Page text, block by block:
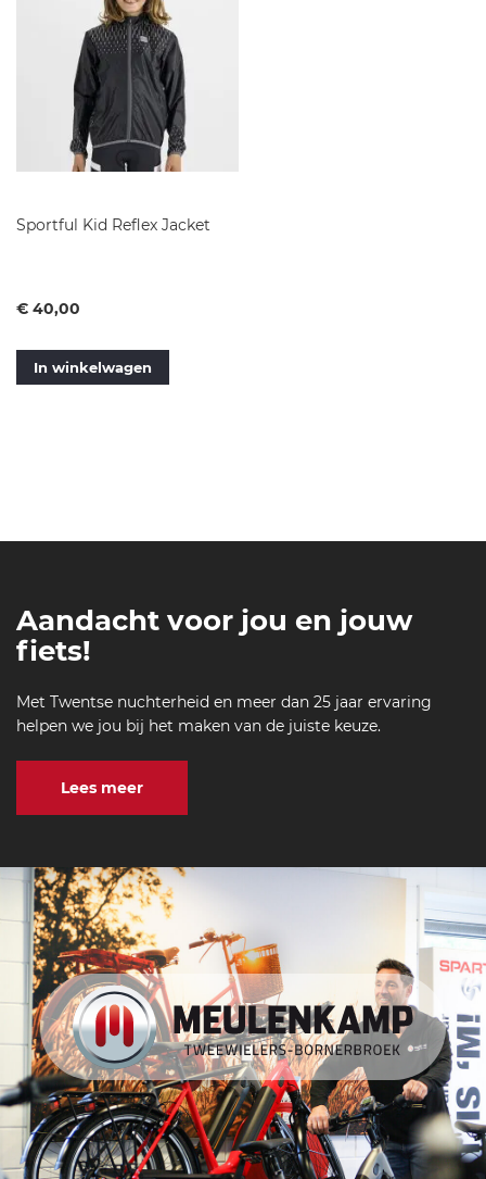
Sportful Kid Reflex Jacket
Vanaf
€ 40,00
In winkelwagen
Aandacht voor jou en jouw
fiets!
Met Twentse nuchterheid en meer dan 25 jaar ervaring
helpen we jou bij het maken van de juiste keuze.
Lees meer